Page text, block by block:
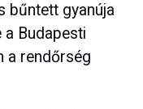
bűntett gyanúja
Budapesti
a rendőrség